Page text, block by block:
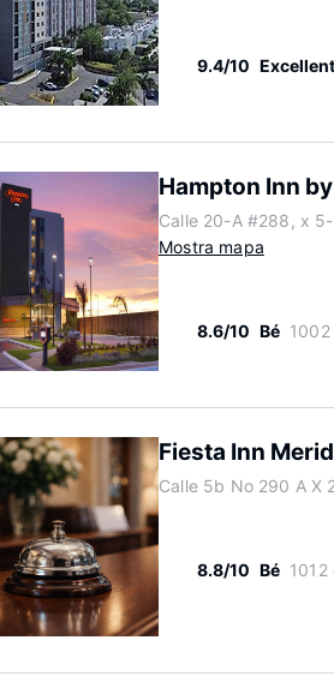
9.4/10 Excellent
Hampton Inn
Calle 20-A #288, x
Mostra mapa
8.6/10 Bé
Fiesta Inn
Calle 5b No 290 A X
8.8/10 Bé 1012